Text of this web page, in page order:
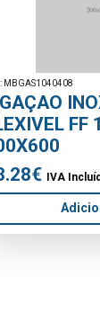
REF:
2.21€